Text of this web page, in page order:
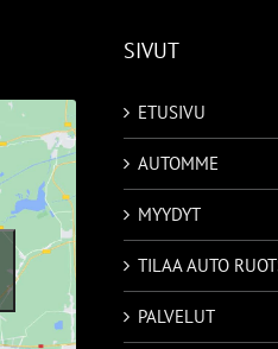
SIVUT
ETUSIVU
AUTOMME
MYYDYT
TILAA AUTO
PALVELUT